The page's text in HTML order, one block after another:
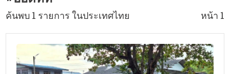
ค้นพบ 1 รายการ ในประเทศไทย หน้า 1